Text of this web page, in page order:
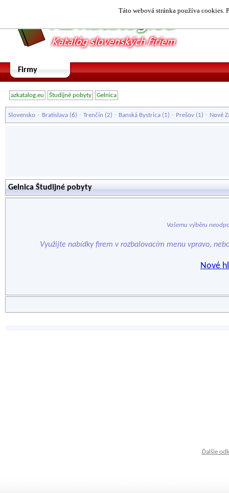
Táto webová stránka používa cookies.
Firmy
azkatalog.eu Študijné pobyty Gelnica
Slovensko - Bratislava (6) - Trenčín (2) - Banská Bystrica (1) - Prešov (1) - Nové
Gelnica Študijné pobyty
Vašemu výběru
Využijte nabídky firem v rozbalovacím menu vpravo,
Nové
Ďalšie